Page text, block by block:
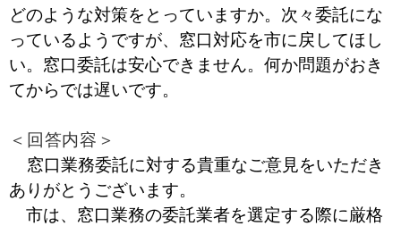
どのような対策をとっていますか。次々委託にな
っているようですが、窓口対応を市に戻してほし
い。窓口委託は安心できません。何か問題がおき
てからでは遅いです。
＜回答内容＞
窓口業務委託に対する貴重なご意見をいただき
ありがとうございます。
市は、窓口業務の委託業者を選定する際に厳格